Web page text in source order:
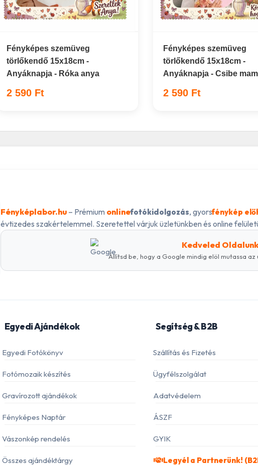
Fényképes szemüveg
törlőkendő 15x18cm -
Anyáknapja - Róka anya
2 590 Ft
Fényképes szemüveg
törlőkendő 15x18cm -
Anyáknapja - Csibe
2 590 Ft
Fényképlabor.hu– Prémium onlinefotókidolgozás, gyorsfénykép
évtizedes szakértelemmel. Szeretettel várjuk üzletünkben és online
Kedveled
Állítsd be, hogy a Google mindig elöl mutassa
Egyedi Ajándékok
Egyedi Fotókönyv
Fotómozaik készítés
Gravírozott ajándékok
Fényképes Naptár
Vászonkép rendelés
Összes ajándéktárgy
Segítség & B2B
Szállítás és Fizetés
Ügyfélszolgálat
Adatvédelem
ÁSZF
GYIK
Legyél a Partnerünk!